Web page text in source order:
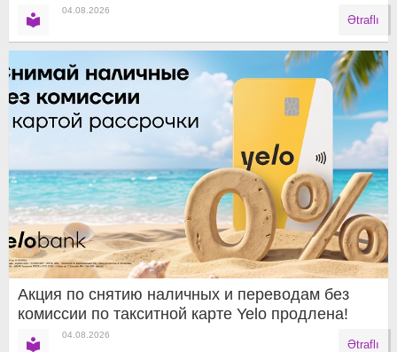
04.08.2026
Ətraflı
Акция по снятию наличных и переводам без
комиссии по такситной карте Yelo продлена!
04.08.2026
Ətraflı